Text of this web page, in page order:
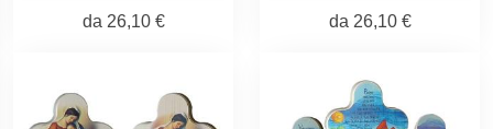
da 26,10 €
da 26,10 €